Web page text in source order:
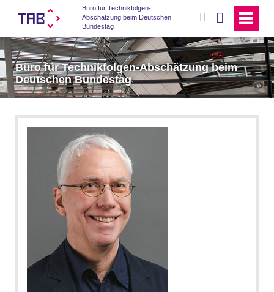
Büro für Technikfolgen-
Abschätzung beim Deutschen
Bundestag
Büro für Technikfolgen-Abschätzung beim
Deutschen Bundestag